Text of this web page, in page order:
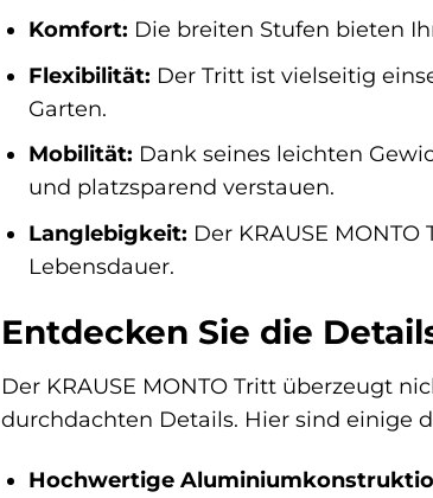
Komfort: Die breiten Stufen bieten
Flexibilität: Der Tritt ist vielseitig
Garten.
Mobilität: Dank seines leichten
und platzsparend verstauen.
Langlebigkeit: Der KRAUSE
Lebensdauer.
Entdecken Sie die
Der KRAUSE MONTO Tritt überzeugt
durchdachten Details. Hier sind einige
Hochwertige